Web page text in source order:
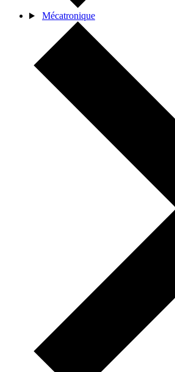
Mécatronique